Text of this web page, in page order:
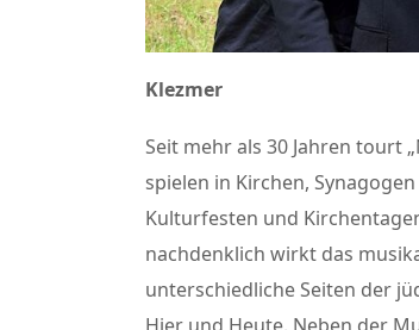
Klezmer
Seit mehr als 30 Jahren tourt
spielen in Kirchen,
Kulturfesten und
nachdenklich wirkt das
unterschiedliche Seiten der